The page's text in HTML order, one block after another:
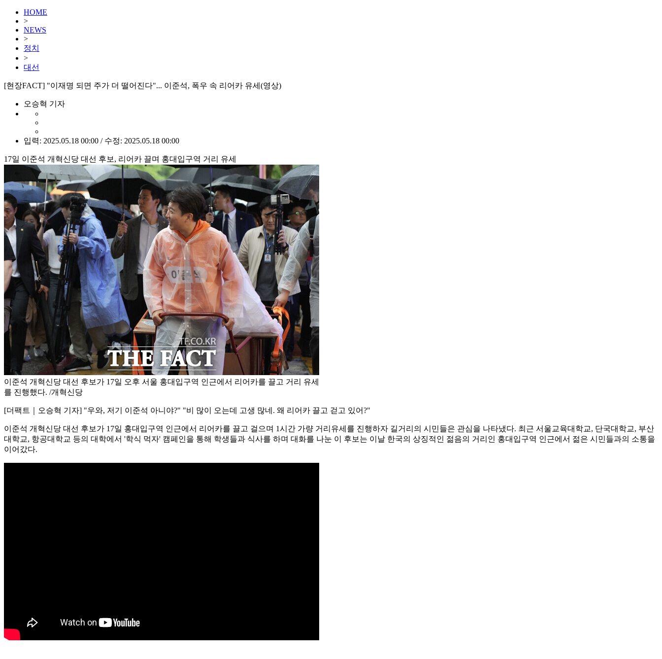
HOME
>
NEWS
>
정치
>
대선
[현장FACT] "이재명 되면 주가 더 떨어진다"... 이준석, 폭우 속 리어카 유세(영상)
오승혁 기자
입력: 2025.05.18 00:00 / 수정: 2025.05.18 00:00
17일 이준석 개혁신당 대선 후보, 리어카 끌며 홍대입구역 거리 유세
이준석 개혁신당 대선 후보가 17일 오후 서울 홍대입구역 인근에서 리어카를 끌고 거리 유세
를 진행했다. /개혁신당
[더팩트｜오승혁 기자] "우와, 저기 이준석 아니야?" "비 많이 오는데 고생 많네. 왜 리어카 끌고 걷고 있어?"
이준석 개혁신당 대선 후보가 17일 홍대입구역 인근에서 리어카를 끌고 걸으며 1시간 가량 거리유세를 진행하자 길거리의 시민들은 관심을 나타냈다. 최근 서울교육대학교, 단국대학교, 부산
대학교, 항공대학교 등의 대학에서 '학식 먹자' 캠페인을 통해 학생들과 식사를 하며 대화를 나눈 이 후보는 이날 한국의 상징적인 젊음의 거리인 홍대입구역 인근에서 젊은 시민들과의 소통을
이어갔다.